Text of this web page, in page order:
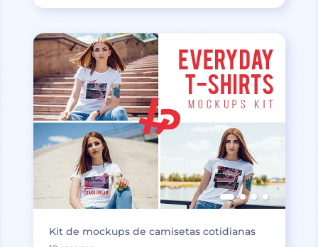
Kit de mockups de camisetas cotidianas